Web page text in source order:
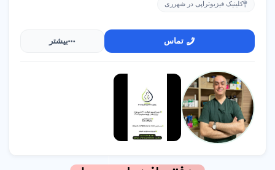
شهرری
09194928986
متخصص سم زدایی و درمان اعتیاد دکتر محمد طلوعی
شهرری
02155907474
کلینیک فیزیوتراپی در شهرری
تماس بیشتر